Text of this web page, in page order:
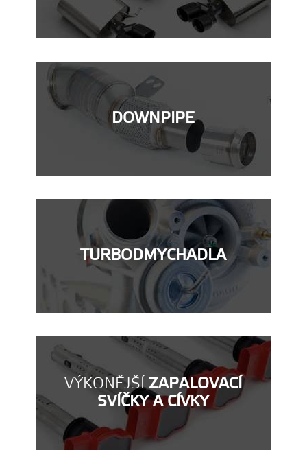
DOWNPIPE
TURBODMYCHADLA
VÝKONĚJŠÍZAPALOVACÍ
SVÍČKY A CÍVKY